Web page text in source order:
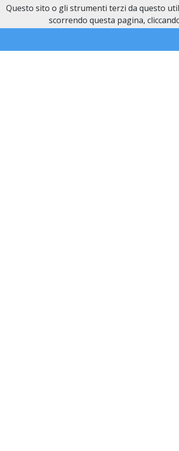
Necrologi Novi Ligure
Questo sito o gli strumenti terzi da questo
scorrendo questa pagina,